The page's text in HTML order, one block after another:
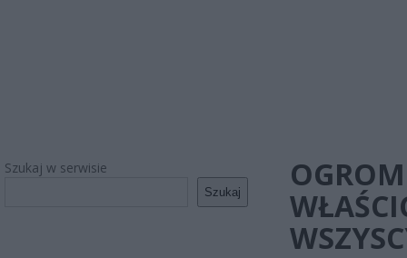
Szukaj w serwisie
Szukaj